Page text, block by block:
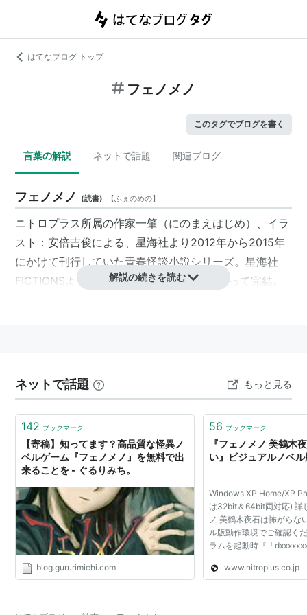
はてなブログ トップ
フェノメノ
このタグでブログを書く
言葉の解説 ネットで話題 関連ブログ
フェノメノ (読書) 【ふぇのめの】
ニトロプラス所属の作家一肇（にのまえはじめ）、イラ
スト：安倍吉俊による、星海社より2012年から2015年
にかけて刊行していた青春怪談小説シリーズ。星海社
FICTIONSより発売。2015年発売の6巻をもって完結。
きも加筆されている。
ガガガ文庫で刊行されていた『幽式』と世界観が同じ
（フェノメノは幽式より数年後の未来である）で登場人
物も一部共通している。幽式を読んでいなくとも全く支
障はないが読んでいればもっと楽しめるかもしれない。
第1巻の第1・2話は最前線にてイラスト無しでネットで
無料公開中。第1巻の第1話については星海社朗読館の企
画において栗山千明によって朗読され、ufotable制作の
映像のフィルムブックと朗読をCD化したものが本にし
てまとめられた。
解説の続きを読む
ネットで話題 もっと見る
142 ブックマーク
【寄稿】知ってます？高品質な怪異ノ
ベルゲーム『フェノメノ』を無料で出
来ることを - ぐるりみち。
blog.gururimichi.com
56 ブックマーク
『フェノメノ 美鶴木
い』ビジュアルノベ
Windows XP Home/XP
は32bit＆64bit両対応) 詳
ノ 美鶴木夜石は怖がらな
ル版動作環境でご確認く
ラムを起動時『「
[xxxxxxx]部分は 環境に
www.nitroplus.co.jp